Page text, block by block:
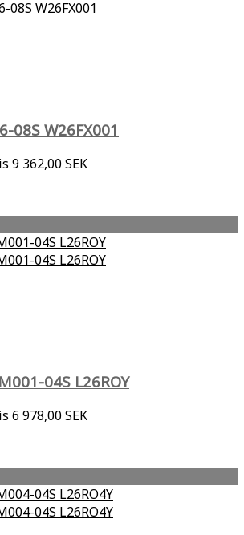
08S W26FX001
9 362,00 SEK
04S L26ROY
6 978,00 SEK